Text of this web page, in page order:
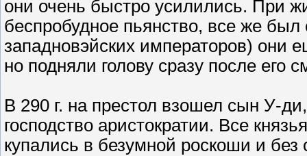
они очень быстро усилились. При
беспробудное пьянство, все же
западновэйских императоров) они
но подняли голову сразу после его
В 290 г. на престол взошел сын У-
господство аристократии. Все
купались в безумной роскоши и